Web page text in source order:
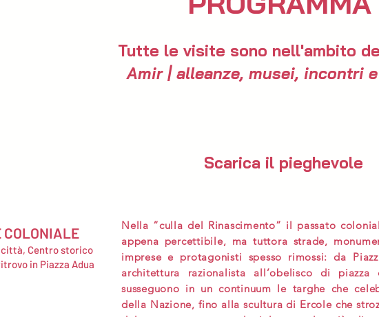
Tutte le visite sono nell'ambito
Amir | alleanze, musei, incontri
Scarica il pieghevole
COLONIALE
Centro storico
in Piazza Adua
Nella “culla del Rinascimento” il passato
appena percettibile, ma tuttora strade,
imprese e protagonisti spesso rimossi: da
architettura razionalista all’obelisco di
susseguono in un continuum le targhe che
della Nazione, fino alla scultura di Ercole che